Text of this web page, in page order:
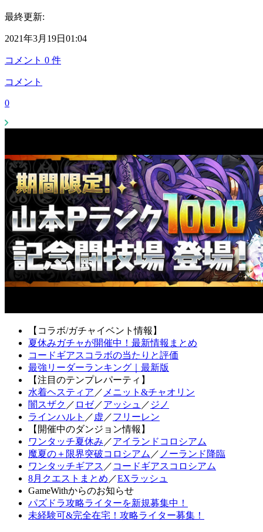
最終更新:
2021年3月19日01:04
コメント 0 件
コメント
0
【コラボ/ガチャイベント情報】
夏休みガチャが開催中！最新情報まとめ
コードギアスコラボの当たりと評価
最強リーダーランキング｜最新版
【注目のテンプレパーティ】
水着ヘスティア ／ メニット&チャオリン
闇スザク ／ ロゼ／アッシュ ／ ジノ
ラインハルト ／ 虚 ／フリーレン
【開催中のダンジョン情報】
ワンタッチ夏休み ／アイランドコロシアム
魔夏の＋限界突破コロシアム ／ ノーランド降臨
ワンタッチギアス ／ コードギアスコロシアム
8月クエストまとめ ／EXラッシュ
GameWithからのお知らせ
パズドラ攻略ライターを新規募集中！
未経験可&完全在宅！攻略ライター募集！